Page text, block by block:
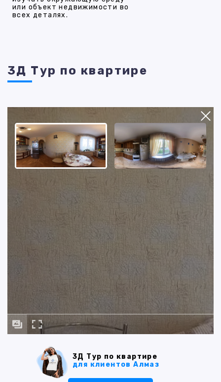
или объект недвижимости во
всех деталях.
3Д Тур по квартире
3Д Тур по квартире
для клиентов Алмаз